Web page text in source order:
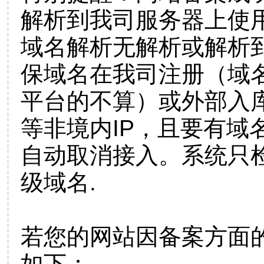
解析到我司服务器上使
域名解析无解析或解析
保域名在我司注册（域
平台的不算）或外部入
等非境内IP，且要有域
自动取消接入。系统只
级域名.
若您的网站因备案方面